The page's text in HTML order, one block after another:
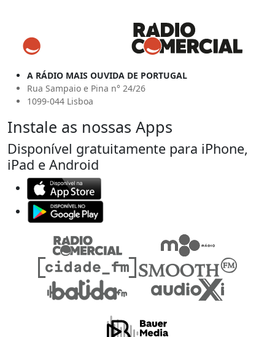
A RÁDIO MAIS OUVIDA DE PORTUGAL
Rua Sampaio e Pina n° 24/26
1099-044 Lisboa
Instale as nossas Apps
Disponível gratuitamente para iPhone,
iPad e Android